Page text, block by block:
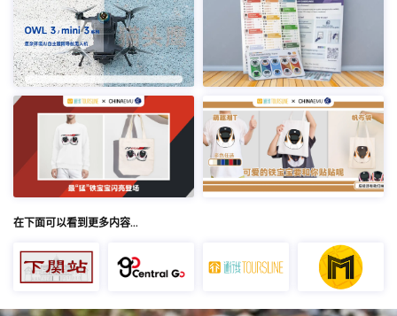
在下面可以看到更多内容…